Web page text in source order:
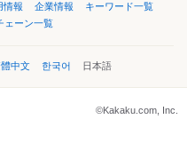
情報 企業情報
キーワード一覧
ェーン一覧
中文 한국어 日本語
©Kakaku.com, Inc.